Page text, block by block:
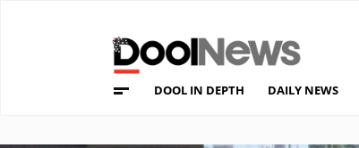
DOOL IN DEPTH DAILY NEWS